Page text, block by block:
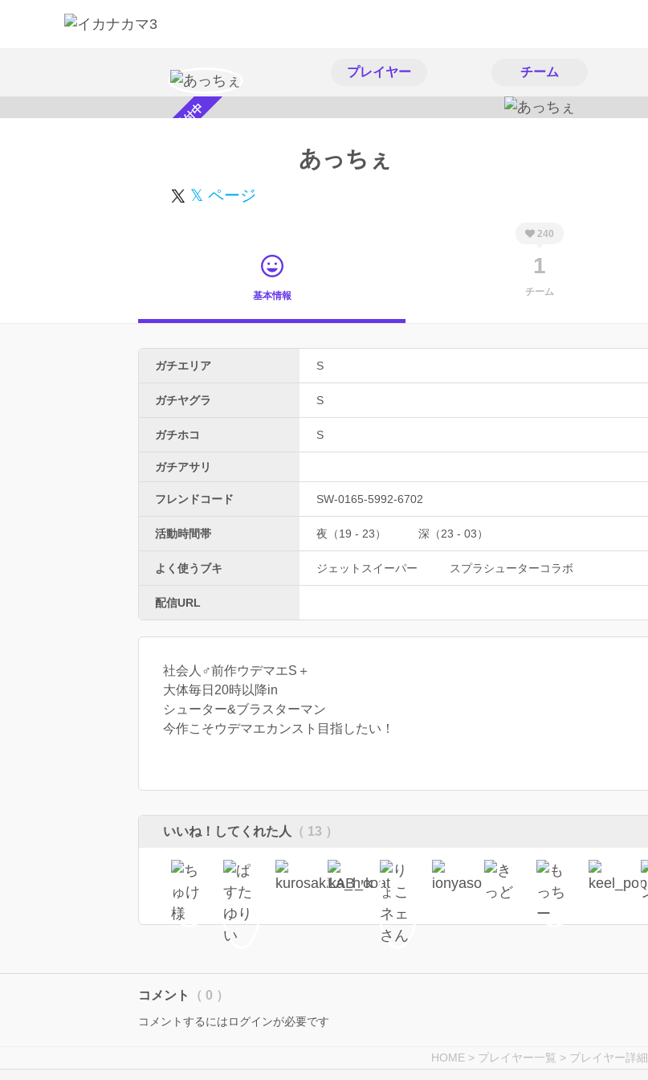
プレイヤー チーム
スカウト受付中 あっちぇ
𝕏 ページ
基本情報
240
1
チーム
ガチエリア S
ガチヤグラ S
ガチホコ S
ガチアサリ
フレンドコード SW-0165-5992-6702
活動時間帯 夜（19 - 23） 深（23 - 03）
よく使うブキ ジェットスイーパー スプラシューターコラボ
配信URL
社会人♂前作ウデマエS＋
大体毎日20時以降in
シューター&ブラスターマン
今作こそウデマエカンスト目指したい！
いいね！してくれた人 （ 13 ）
コメント （ 0 ）
コメントするにはログインが必要です
HOME > プレイヤー一覧 > プレイヤー詳細